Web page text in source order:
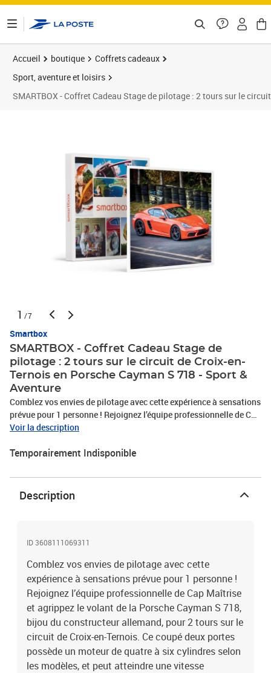
Accueil boutique
Coffrets cadeaux
Sport, aventure et loisirs
SMARTBOX - Coffret Cadeau Stage de pilotage : 2 tours sur le
1 /7
Smartbox
SMARTBOX - Coffret Cadeau Stage de
pilotage : 2 tours sur le circuit de Croix-en-
Ternois en Porsche Cayman S 718 - Sport &
Aventure
Comblez vos envies de pilotage avec cette expérience à sensations
prévue pour 1 personne ! Rejoignez l’équipe professionnelle de Cap
Maîtrise et agrippez le volant de la Porsche Cayman S 718, bijou
Ternois. Ce coupé deux portes possède un moteur de quatre à six
maximale de 275 à 285 km/h. En tant que conducteur ou
conductrice de ce bolide impressionnant, vous ressentirez des
émotions fortes et tenterez cette aventure unique qui vous
peine et profitez ainsi des prouesses techniques que vous ne
cache en vous !Stage de pilotage : 2 tours sur le circuit de Croix-
en-Ternois en Porsche Cayman S 718
Voir la description
Temporairement Indisponible
Description
ID 3608111069311
Comblez vos envies de pilotage avec cette
expérience à sensations prévue pour 1 personne !
Rejoignez l’équipe professionnelle de Cap Maîtrise
et agrippez le volant de la Porsche Cayman S 718,
bijou du constructeur allemand, pour 2 tours sur le
circuit de Croix-en-Ternois. Ce coupé deux portes
possède un moteur de quatre à six cylindres selon
les modèles, et peut atteindre une vitesse